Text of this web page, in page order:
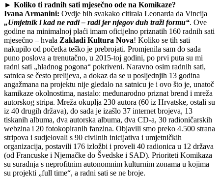
► Koliko ti radnih sati mjesečno ode na Komikaze?
Ivana Armanini: Ovdje bih svakako citirala Leonarda da Vincija
„Umjetnik i kad ne radi – radi jer njegov duh traži formu“. Ove
godine na minimalnoj plaći imam oficijelno priznatih 160 radnih sati
mjesečno – hvala Zakladi Kultura Nova! Koliko se tih sati
nakupilo od početka teško je prebrojati. Promjenila sam do sada
puno poslova a trenutačno, u 2015-toj godini, po prvi puta su mi
radni sati „hladnog pogona“ pokriveni. Naravno osim radnih sati,
satnica se često prelijeva, a dokaz da se u posljednjih 13 godina
angažmana na projektu nije gledalo na satnicu je i ovo što je, unatoč
kamikaze okolnostima, nastalo: međunarodno priznat brend i mreža
autorskog stripa. Mreža okuplja 230 autora (60 iz Hrvatske, ostali su
iz 40 drugih država), do sada je izašlo 37 internet brojeva, 13
tiskanih albuma, dva autorska albuma, dva CD-a, 30 radioničarskih
webzina i 20 fotokopiranih fanzina. Objavili smo preko 4.500 strana
stripova i sudjelovali s 90 civilnih inicijativa i umjetničkih
organizacija, postavili 176 izložbi i proveli 40 radionica u 12 država
(od Francuske i Njemačke do Švedske i SAD). Prioriteti Komikaza
su suradnja s neprofitnim autonomnim kulturnim zonama u kojima
su projekti „full time“, a radni sati se ne broje.